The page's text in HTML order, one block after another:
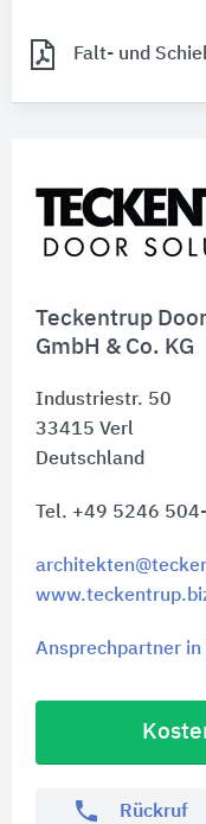
Teckentrup
GmbH & Co. KG
Industriestr. 50
33415 Verl
Deutschland
Tel. +49 5246
Ansprechpartner
phone Rückruf
Falt- und